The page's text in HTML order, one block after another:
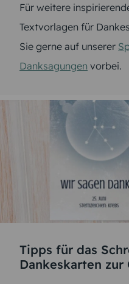
Für weitere
Textvorlagen für
Sie gerne auf unserer
Danksagungen vorbei.
Tipps für das
Dankeskarten zur